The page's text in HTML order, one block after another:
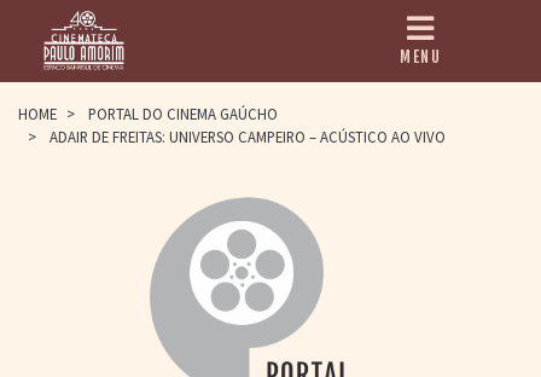
HOME
PAULO AMORIM
> HOMENAGEADOS
> EQUIPE
> ASSOCIAÇÃO DOS
> BIBLIOTECA
ROMEU GRIMALDI
MENU
HOME >
PORTAL DO CINEMA GAÚCHO
>
ADAIR DE FREITAS: UNIVERSO CAMPEIRO – ACÚSTICO AO VIVO